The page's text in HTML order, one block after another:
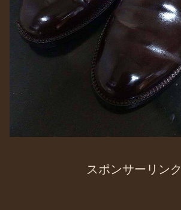
スポンサーリンク